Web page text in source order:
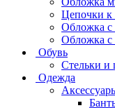
Цепочки к
Обложка с
Обложка с
Обувь
Стельки и
Одежда